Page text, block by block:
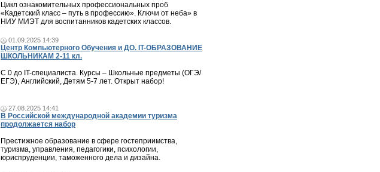
Цикл ознакомительных профессиональных проб
«Кадетский класс – путь в профессию». Ключи от неба» в
НИУ МИЭТ для воспитанников кадетских классов.
01.09.2025 14:39
Центр Компьютерного Обучения и ДО. IT-ОБРАЗОВАНИЕ
ШКОЛЬНИКАМ 2-11 кл.
С 0 до IT-специалиста. Курсы – Школьные предметы (ОГЭ/
ЕГЭ), Английский, Детям 5-7 лет. Открыт набор!
27.08.2025 14:41
В Российской международной академии туризма
продолжается набор
Престижное образование в сфере гостеприимства,
туризма, управления, педагогики, психологии,
юриспруденции, таможенного дела и дизайна.